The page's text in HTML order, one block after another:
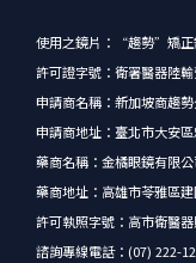
使用之鏡片：“趨勢”矯正
許可證字號：衛署醫器陸
申請商名稱：新加坡商趨
申請商地址：臺北市大安
藥商名稱：金橘眼鏡有限
藥商地址：高雄市苓雅區
許可執照字號：高市衛醫
諮詢專線電話：(07) 222-